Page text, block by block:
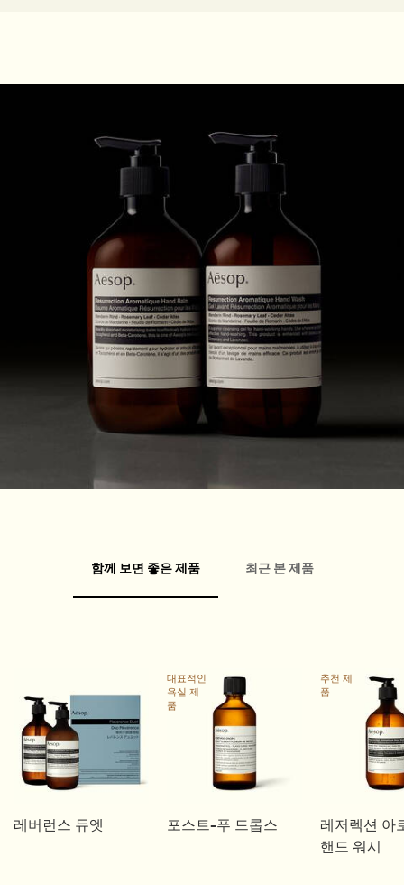
PDP Customer Service Banner
함께 보면 좋은 제품 최근 본 제품
레버런스 듀엣
대표적인
욕실 제
품
포스트-푸 드롭스
추천 제
품
레저렉션 아
핸드 워시